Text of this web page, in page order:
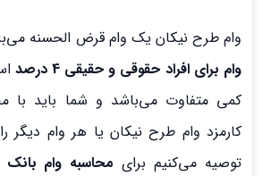
وام طرح نیکان یک وام قرض الحسنه
وام برای افراد حقوقی و حقیقی 4 درصد
کمی متفاوت می‌باشد و شما باید با
کارمزد وام طرح نیکان یا هر وام دیگر
توصیه می‌کنیم برای محاسبه وام